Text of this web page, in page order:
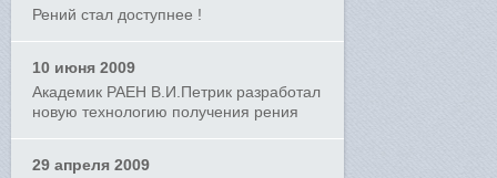
Рений стал доступнее !
10 июня 2009
Академик РАЕН В.И.Петрик разработал
новую технологию получения рения
29 апреля 2009